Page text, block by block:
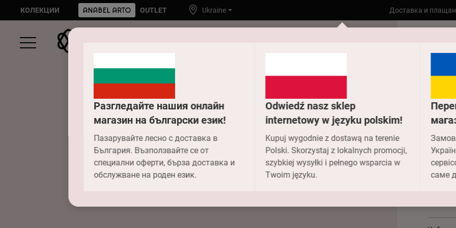
Разгледайте нашия онлайн
магазин на български език!
Пазарувайте лесно с доставка в
България. Възползвайте се от
специални оферти, бърза доставка и
обслужване на роден език.
Odwiedź nasz sklep
internetowy w języku polskim!
Kupuj wygodnie z dostawą na terenie
Polski. Skorzystaj z lokalnych promocji,
szybkiej wysyłki i pełnego wsparcia w
Twoim języku.
саме
КОЛЕКЦИИ OUTLET Ukraine Доставка и
Към